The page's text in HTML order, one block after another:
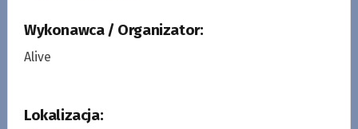
Wykonawca / Organizator:
Alive
Lokalizacja: